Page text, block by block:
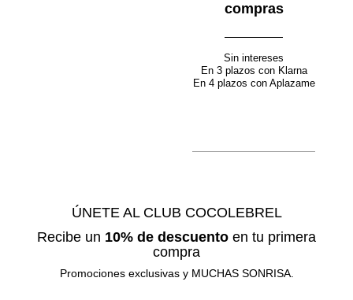
compras
Sin intereses
En 3 plazos con Klarna
En 4 plazos con Aplazame
ÚNETE AL CLUB COCOLEBREL
Recibe un 10% de descuento en tu primera
compra
Promociones exclusivas y MUCHAS SONRISA.